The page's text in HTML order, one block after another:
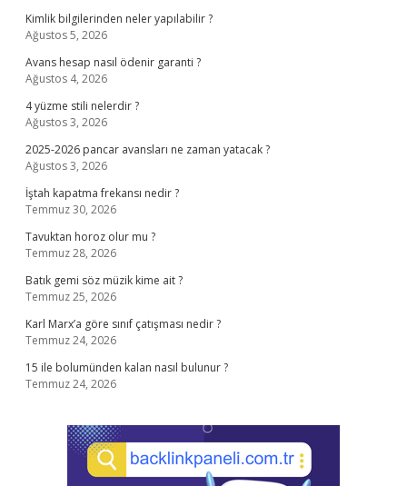
Kimlik bilgilerinden neler yapılabilir ?
Ağustos 5, 2026
Avans hesap nasıl ödenir garanti ?
Ağustos 4, 2026
4 yüzme stili nelerdir ?
Ağustos 3, 2026
2025-2026 pancar avansları ne zaman yatacak ?
Ağustos 3, 2026
İştah kapatma frekansı nedir ?
Temmuz 30, 2026
Tavuktan horoz olur mu ?
Temmuz 28, 2026
Batık gemi söz müzik kime ait ?
Temmuz 25, 2026
Karl Marx’a göre sınıf çatışması nedir ?
Temmuz 24, 2026
15 ile bolumünden kalan nasıl bulunur ?
Temmuz 24, 2026